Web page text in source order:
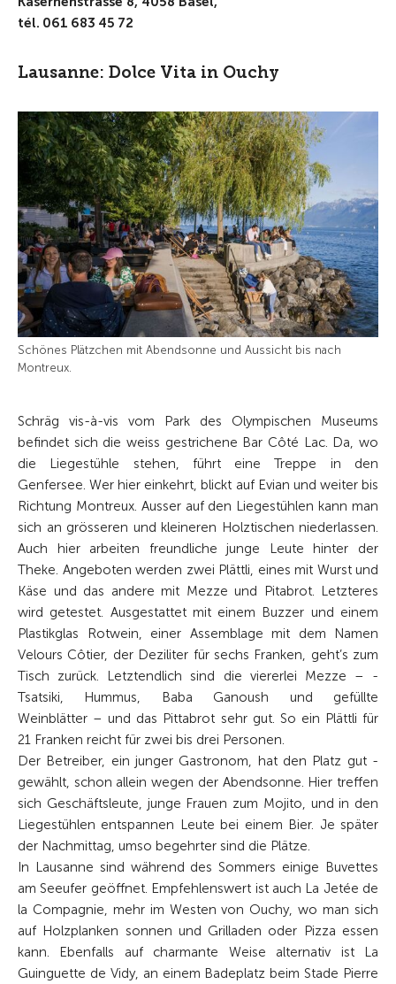
tél. 061 683 45 72
Lausanne: Dolce Vita in Ouchy
Schönes Plätzchen mit Abendsonne und Aussicht bis nach
Montreux.
Schräg vis-à-vis vom Park des Olympischen Museums
befindet sich die weiss gestrichene Bar Côté Lac. Da, wo
die Liegestühle stehen, führt eine Treppe in den
Genfersee. Wer hier einkehrt, blickt auf Evian und weiter bis
Richtung Montreux. Ausser auf den Liegestühlen kann man
sich an grösseren und kleineren Holztischen niederlassen.
Auch hier arbeiten freundliche junge Leute hinter der
Theke. Angeboten werden zwei Plättli, eines mit Wurst und
Käse und das andere mit Mezze und Pitabrot. Letzteres
wird getestet. Ausgestattet mit einem Buzzer und einem
Plastikglas Rotwein, einer Assemblage mit dem ­Namen
Velours Côtier, der Deziliter für sechs Franken, geht’s zum
Tisch zurück. Letztendlich sind die viererlei Mezze – ­
Tsatsiki, Hummus, Baba Ganoush und gefüllte
Weinblätter – und das Pittabrot sehr gut. So ein Plättli für
21 Franken reicht für zwei bis drei Personen.
Der Betreiber, ein junger Gastronom, hat den Platz gut ­
gewählt, schon allein wegen der Abendsonne. Hier treffen
sich Geschäftsleute, junge Frauen zum Mojito, und in den
Liegestühlen entspannen Leute bei einem Bier. Je später
der Nachmittag, umso begehrter sind die Plätze.
In Lausanne sind während des Sommers einige Buvettes
am Seeufer geöffnet. Empfehlenswert ist auch La Jetée de
la Compagnie, mehr im Westen von Ouchy, wo man sich
auf Holzplanken sonnen und Grilladen oder Pizza essen
kann. Ebenfalls auf charmante Weise alternativ ist La
Guinguette de Vidy, an einem Badeplatz beim Stade Pierre